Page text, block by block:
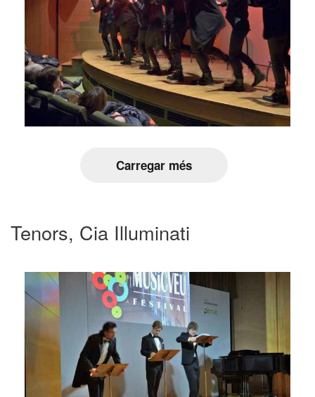
Carregar més
Tenors, Cia Illuminati